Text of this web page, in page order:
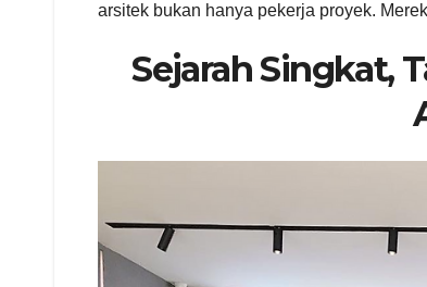
arsitek bukan hanya pekerja proyek.
Sejarah Singkat,